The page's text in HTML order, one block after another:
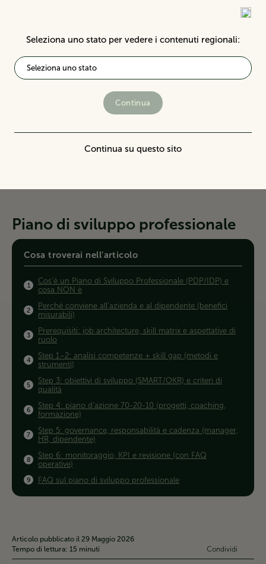
Piano di sviluppo professionale
Cosa troverai nell'articolo
Cos’è un Piano di Sviluppo Professionale (PDP/IDP) e
cosa NON è
Perché conviene all’azienda e al dipendente (benefici
misurabili)
Prerequisiti: job architecture, skill matrix e aspettative di
ruolo
Step 1–2: analisi competenze + skill gap (metodi e
strumenti)
Step 3: obiettivi di sviluppo (SMART/OKR) e criteri di
qualità
Step 4: piano d’azione 70-20-10 (progetti, coaching,
formazione)
Step 5: governance, responsabilità e cadenza (manager,
HR, dipendente)
Step 6: monitoraggio, KPI e revisione (con FAQ
operative)
FAQ sul piano di sviluppo professionale
Articolo pubblicato il 29 Maggio 2026
Tempo di lettura: 15 minuti Condividi
Seleziona uno stato per vedere i contenuti regionali:
Seleziona uno stato
Continua
Continua su questo sito